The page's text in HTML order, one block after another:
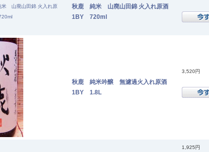
秋鹿 純米 山廃山田錦 火入れ原酒
1BY 720ml
秋鹿 純米吟醸 無濾過火入れ原酒
1BY 1.8L
3,520円
1,925円